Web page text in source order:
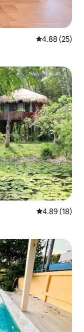
從 25 則評價
4.88 (25)
從 18 則評價
4.89 (18)